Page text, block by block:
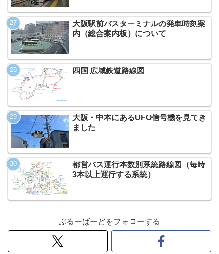
大阪駅前バスターミナルの発車時刻案
内（総合案内板）について
四国 広域鉄道路線図
大阪・中本にあるUFO信号機を見てき
ました
都営バス運行本数別系統路線図（毎時
3本以上運行する系統）
ぶるーばーどをフォローする